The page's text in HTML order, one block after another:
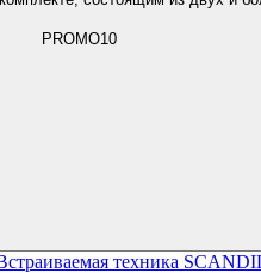
PROMO10
техника